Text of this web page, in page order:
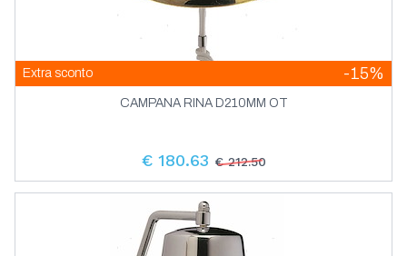
Extra sconto -15%
CAMPANA RINA D210MM OT
€ 180.63 € 212.50